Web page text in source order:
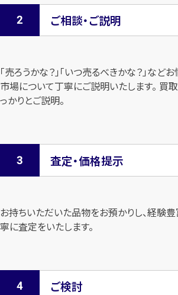
ご相談・ご説明
「売ろうかな？」「いつ売るべきかな？」など
市場について丁寧にご説明いたします。 買
っかりとご説明。
査定・価格提示
お持ちいただいた品物をお預かりし、経験
寧に査定をいたします。
ご検討